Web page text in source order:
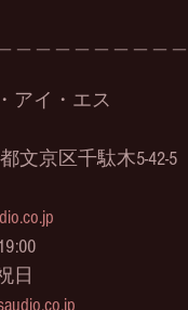
アイ・エス
文京区千駄木5-42-5
日